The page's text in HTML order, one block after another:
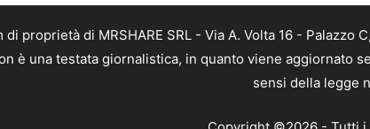
di proprietà di MRSHARE SRL - Via A. Volta 16 -
è una testata giornalistica, in quanto viene
sensi della legge